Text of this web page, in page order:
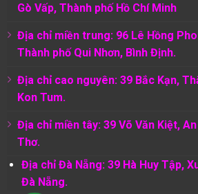
Gò Vấp, Thành phố Hồ Chí Minh
Địa chỉ miền trung: 96 Lê Hồng
Thành phố Qui Nhơn, Bình Định.
Địa chỉ cao nguyên: 39 Bắc Kạn,
Kon Tum.
Địa chỉ miền tây: 39 Võ Văn Kiệt,
Thơ.
Địa chỉ Đà Nẵng: 39 Hà Huy Tập,
Đà Nẵng.